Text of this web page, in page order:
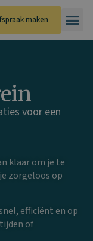
maken
voor een
klaar om je te
zorgeloos op
efficiënt en op
of